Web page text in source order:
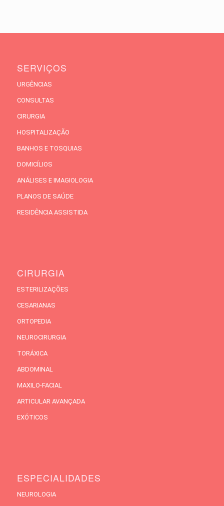
SERVIÇOS
URGÊNCIAS
CONSULTAS
CIRURGIA
HOSPITALIZAÇÃO
BANHOS E TOSQUIAS
DOMICÍLIOS
ANÁLISES E IMAGIOLOGIA
PLANOS DE SAÚDE
RESIDÊNCIA ASSISTIDA
CIRURGIA
ESTERILIZAÇÕES
CESARIANAS
ORTOPEDIA
NEUROCIRURGIA
TORÁXICA
ABDOMINAL
MAXILO-FACIAL
ARTICULAR AVANÇADA
EXÓTICOS
ESPECIALIDADES
NEUROLOGIA